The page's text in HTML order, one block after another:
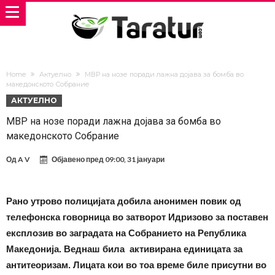
Home Актуелно
МВР на нозе поради лажна дојава за бомба во
македонското Собрание
АКТУЕЛНО
МВР на нозе поради лажна дојава за бомба во
македонското Собрание
ОдA V Објавено пред 09:00, 31 јануари
Рано утрово полицијата добила анонимен повик од
телефонска говорница во затворот Идризово за поставен
експлозив во заградата на Собранието на Република
Македонија. Веднаш била активирана единицата за
антитеоризам. Лицата кои во тоа време биле присутни во